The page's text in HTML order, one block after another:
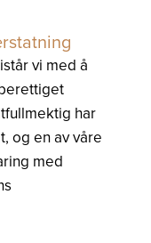
vi med å
har
og en av våre
med